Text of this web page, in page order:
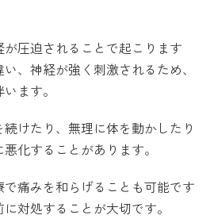
圧迫されることで起こります
、神経が強く刺激されるため、
ます。
けたり、無理に体を動かしたり
化することがあります。
痛みを和らげることも可能です
対処することが大切です。